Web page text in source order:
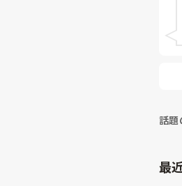
話題
最